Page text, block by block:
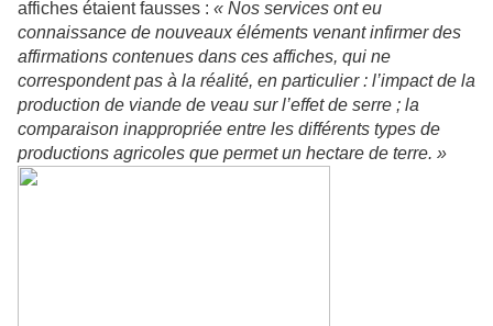
affiches étaient fausses : « Nos services ont eu
connaissance de nouveaux éléments venant infirmer des
affirmations contenues dans ces affiches, qui ne
correspondent pas à la réalité, en particulier : l’impact de la
production de viande de veau sur l’effet de serre ; la
comparaison inappropriée entre les différents types de
productions agricoles que permet un hectare de terre. »